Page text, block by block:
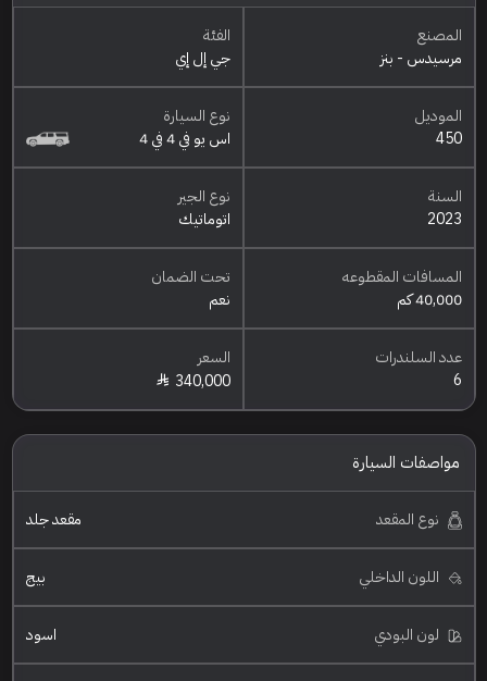
المصنع
مرسيدس - بنز
الفئة
جي إل إي
الموديل
450
نوع السيارة
اس يو في 4 في 4
السنة
2023
نوع الجير
اتوماتيك
المسافات المقطوعه
40,000 كم
تحت الضمان
نعم
عدد السلندرات
6
السعر
340,000
مواصفات السيارة
نوع المقعد مقعد جلد
اللون الداخلي بيج
لون البودي اسود